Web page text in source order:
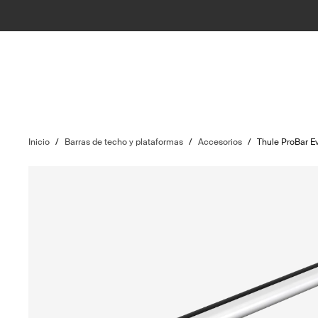
Inicio / Barras de techo y plataformas / Accesorios / Thule ProBar